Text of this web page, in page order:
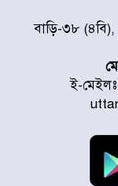
বাড়ি-৩৮ (৪বি),
ই-